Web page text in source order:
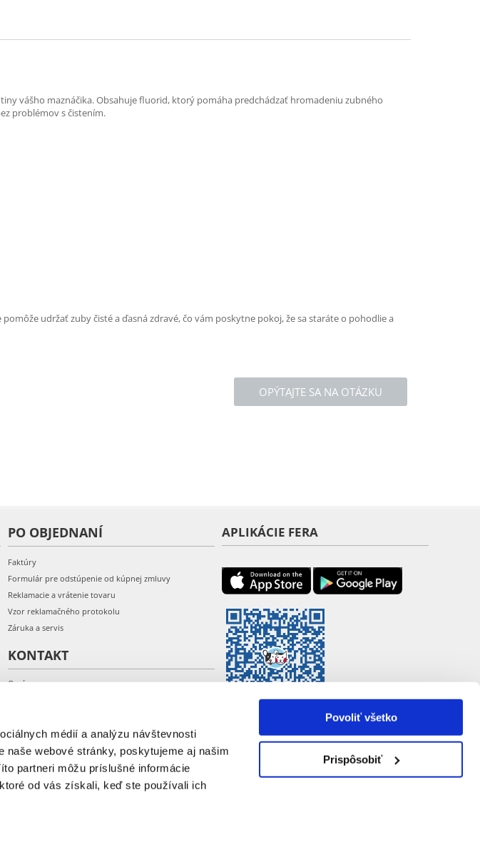
médií a analýzu návštevnosti
webové stránky, poskytujeme aj našim
partneri môžu príslušné informácie
od vás získali, keď ste používali ich
Povoliť všetko
Prispôsobiť
vášho maznáčika. Obsahuje fluorid, ktorý pomáha predchádzať hromadeniu zubného
problémov s čistením.
udržať zuby čisté a ďasná zdravé, čo vám poskytne pokoj, že sa staráte o pohodlie a
OPÝTAJTE SA NA OTÁZKU
PO OBJEDNANÍ
Faktúry
Formulár pre odstúpenie od kúpnej zmluvy
Reklamacie a vrátenie tovaru
Vzor reklamačného protokolu
Záruka a servis
KONTAKT
O nás
APLIKÁCIE FERA